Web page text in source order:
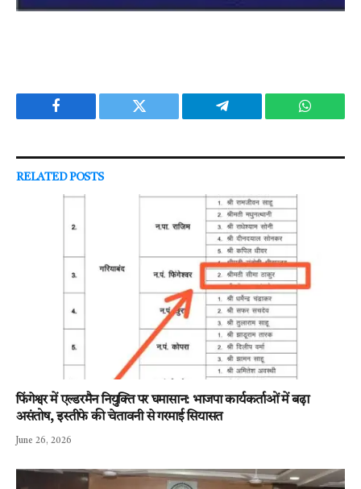
Facebook Twitter Telegram
RELATEDPOSTS
फिंगेश्वर में एल्डरमैन नियुक्ति पर घमासान: भाजपा कार्यकर्ताओं में बढ़ा
असंतोष, इस्तीफे की चेतावनी से गरमाई सियासत
June 26, 2026